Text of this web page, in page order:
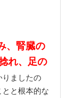
、腎臓の
れ、足の
りましたの
と根本的な